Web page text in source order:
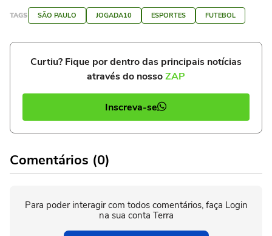
TAGS SÃO PAULO JOGADA10 ESPORTES FUTEBOL
Curtiu? Fique por dentro das principais notícias
através do nossoZAP
Inscreva-se
Comentários (0)
Para poder interagir com todos comentários, faça Login
na sua conta Terra